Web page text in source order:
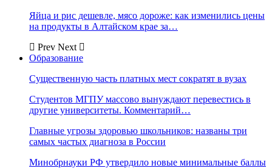
Яйца и рис дешевле, мясо дороже: как изменились цены
на продукты в Алтайском крае за…
Prev Next
Образование
Существенную часть платных мест сократят в вузах
Студентов МГПУ массово вынуждают перевестись в
другие университеты. Комментарий…
Главные угрозы здоровью школьников: названы три
самых частых диагноза в России
Минобрнауки РФ утвердило новые минимальные баллы